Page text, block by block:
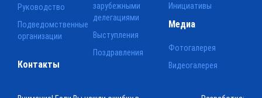
зарубежными
делегациями
Выступления
Поздравления
Инициативы
Руководство
Подведомственные
организации
Медиа
Фотогалерея
Видеогалерея
Контакты